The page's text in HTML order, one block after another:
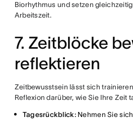
Biorhythmus und setzen
Arbeitszeit.
7. Zeitblöcke
reflektieren
Zeitbewusstsein lässt sich
Reflexion darüber, wie Sie Ihre Zeit
Tagesrückblick:Nehmen Sie